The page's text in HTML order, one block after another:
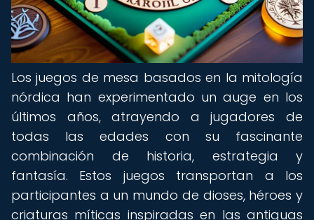
Los juegos de mesa basados en la mitología
nórdica han experimentado un auge en los
últimos años, atrayendo a jugadores de
todas las edades con su fascinante
combinación de historia, estrategia y
fantasía. Estos juegos transportan a los
participantes a un mundo de dioses, héroes y
criaturas míticas inspiradas en las antiguas